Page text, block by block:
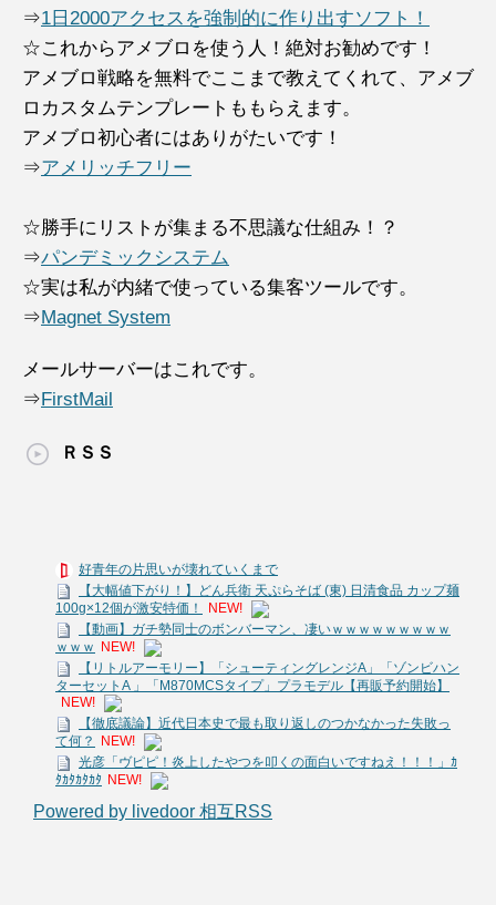
⇒1日2000アクセスを強制的に作り出すソフト！
☆これからアメブロを使う人！絶対お勧めです！
アメブロ戦略を無料でここまで教えてくれて、アメブ
ロカスタムテンプレートももらえます。
アメブロ初心者にはありがたいです！
⇒アメリッチフリー
☆勝手にリストが集まる不思議な仕組み！？
⇒パンデミックシステム
☆実は私が内緒で使っている集客ツールです。
⇒Magnet System
メールサーバーはこれです。
⇒FirstMail
ＲＳＳ
好青年の片思いが壊れていくまで
【大幅値下がり！】どん兵衛 天ぷらそば (東) 日清食品 カップ麺
100g×12個が激安特価！
NEW!
【動画】ガチ勢同士のボンバーマン、凄いｗｗｗｗｗｗｗｗｗ
ｗｗｗ
NEW!
【リトルアーモリー】「シューティングレンジA」「ゾンビハン
ターセットA 」「M870MCSタイプ」プラモデル【再販予約開始】
NEW!
【徹底議論】近代日本史で最も取り返しのつかなかった失敗っ
て何？
NEW!
光彦「ヴピピ！炎上したやつを叩くの面白いですねえ！！！」ｶ
ﾀｶﾀｶﾀｶﾀ NEW!
Powered by livedoor 相互RSS